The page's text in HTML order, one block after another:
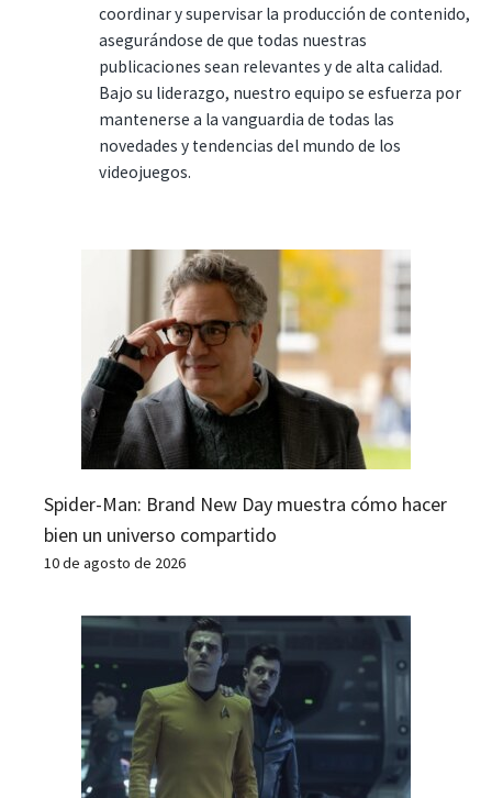
coordinar y supervisar la producción de contenido,
asegurándose de que todas nuestras
publicaciones sean relevantes y de alta calidad.
Bajo su liderazgo, nuestro equipo se esfuerza por
mantenerse a la vanguardia de todas las
novedades y tendencias del mundo de los
videojuegos.
Spider-Man: Brand New Day muestra cómo hacer
bien un universo compartido
10 de agosto de 2026